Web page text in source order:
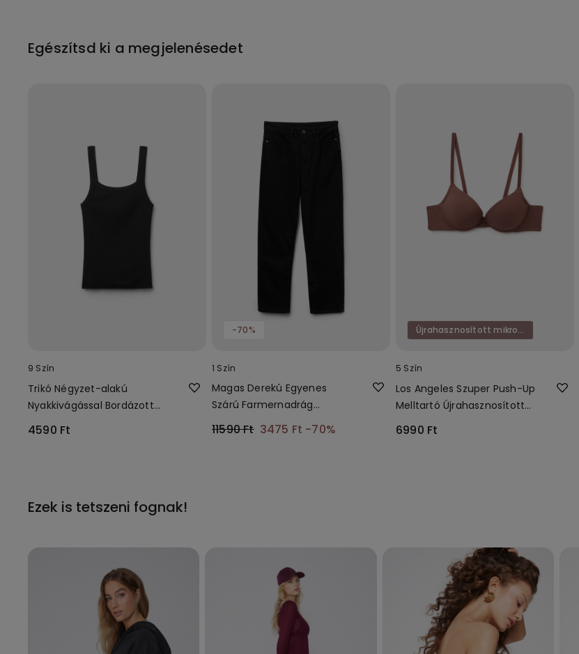
Egészítsd ki a megjelenésedet
9 Szín
Trikó Négyzet-alakú
Nyakkivágással Bordázott
Pamutból
4590 Ft
-70%
1 Szín
Magas Derekú Egyenes
Szárú Farmernadrág
Zsebekkel
11590 Ft 3475 Ft -70%
Újrahasznosított mikroszál
5 Szín
Los Angeles Szuper Push-Up
Melltartó Újrahasznosított
Mikroszálas Anyagból
6990 Ft
Ezek is tetszeni fognak!